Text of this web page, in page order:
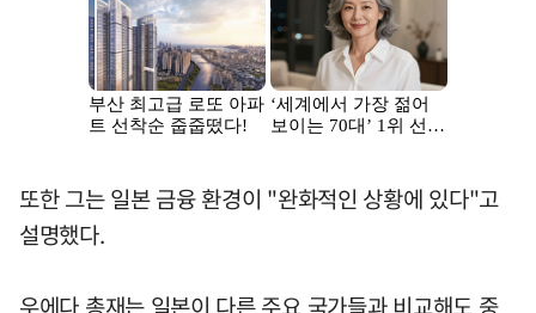
또한 그는 일본 금융 환경이 "완화적인 상황에 있다"고
설명했다.
우에다 총재는 일본이 다른 주요 국가들과 비교해도 중